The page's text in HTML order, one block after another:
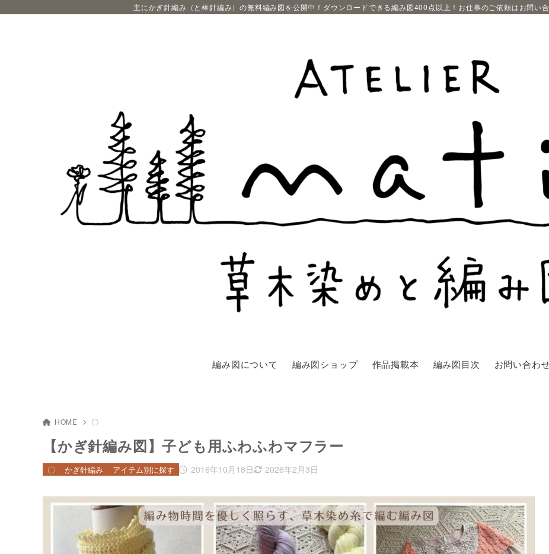
主にかぎ針編み（と棒針編み）の無料編み図を公開中！ダウンロードできる編み図400点以上！お仕事のご依頼はお問い
編み図について 編み図ショップ 作品掲載本 編み図目次 お問い合わ
HOME 〇
【かぎ針編み図】子ども用ふわふわマフラー
2016年10月18日 2026年2月3日
〇 かぎ針編み アイテム別に探す